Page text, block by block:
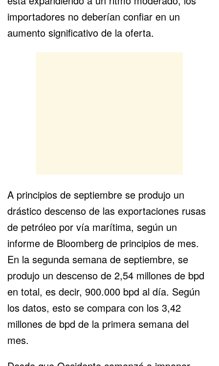
importadores no deberían confiar en un
aumento significativo de la oferta.
A principios de septiembre se produjo un
drástico descenso de las exportaciones rusas
de petróleo por vía marítima, según un
informe de Bloomberg de principios de mes.
En la segunda semana de septiembre, se
produjo un descenso de 2,54 millones de bpd
en total, es decir, 900.000 bpd al día. Según
los datos, esto se compara con los 3,42
millones de bpd de la primera semana del
mes.